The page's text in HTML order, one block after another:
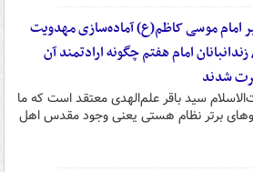
امام موسی کاظم(ع) آماده‌سازی مهدویت
امام هفتم چگونه ارادتمند آن
شدند
سید باقر علم‌الهدی معتقد است که ما
برتر نظام هستی یعنی وجود مقدس اهل